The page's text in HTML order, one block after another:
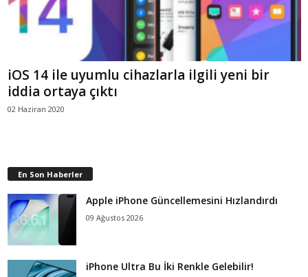
iOS 14 ile uyumlu cihazlarla ilgili yeni bir
iddia ortaya çıktı
02 Haziran 2020
En Son Haberler
Apple iPhone Güncellemesini Hızlandırdı
09 Ağustos 2026
iPhone Ultra Bu İki Renkle Gelebilir!